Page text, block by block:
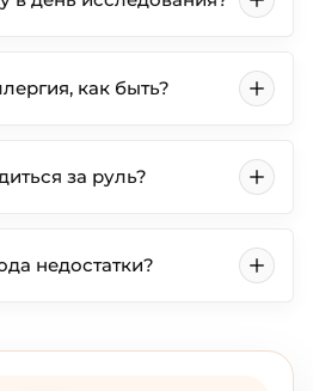
как быть?
за руль?
недостатки?